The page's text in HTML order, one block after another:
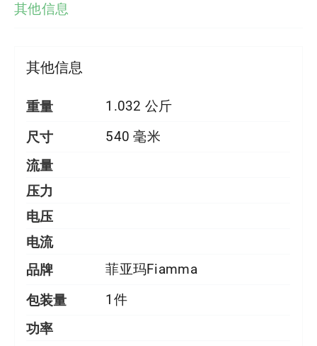
其他信息
其他信息
重量 1.032 公斤
尺寸 540 毫米
流量
压力
电压
电流
品牌
菲亚玛Fiamma
包装量 1件
功率